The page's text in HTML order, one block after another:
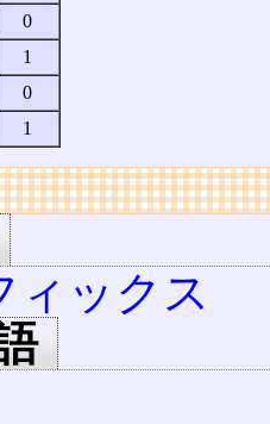
0
1
0
1
ィックス